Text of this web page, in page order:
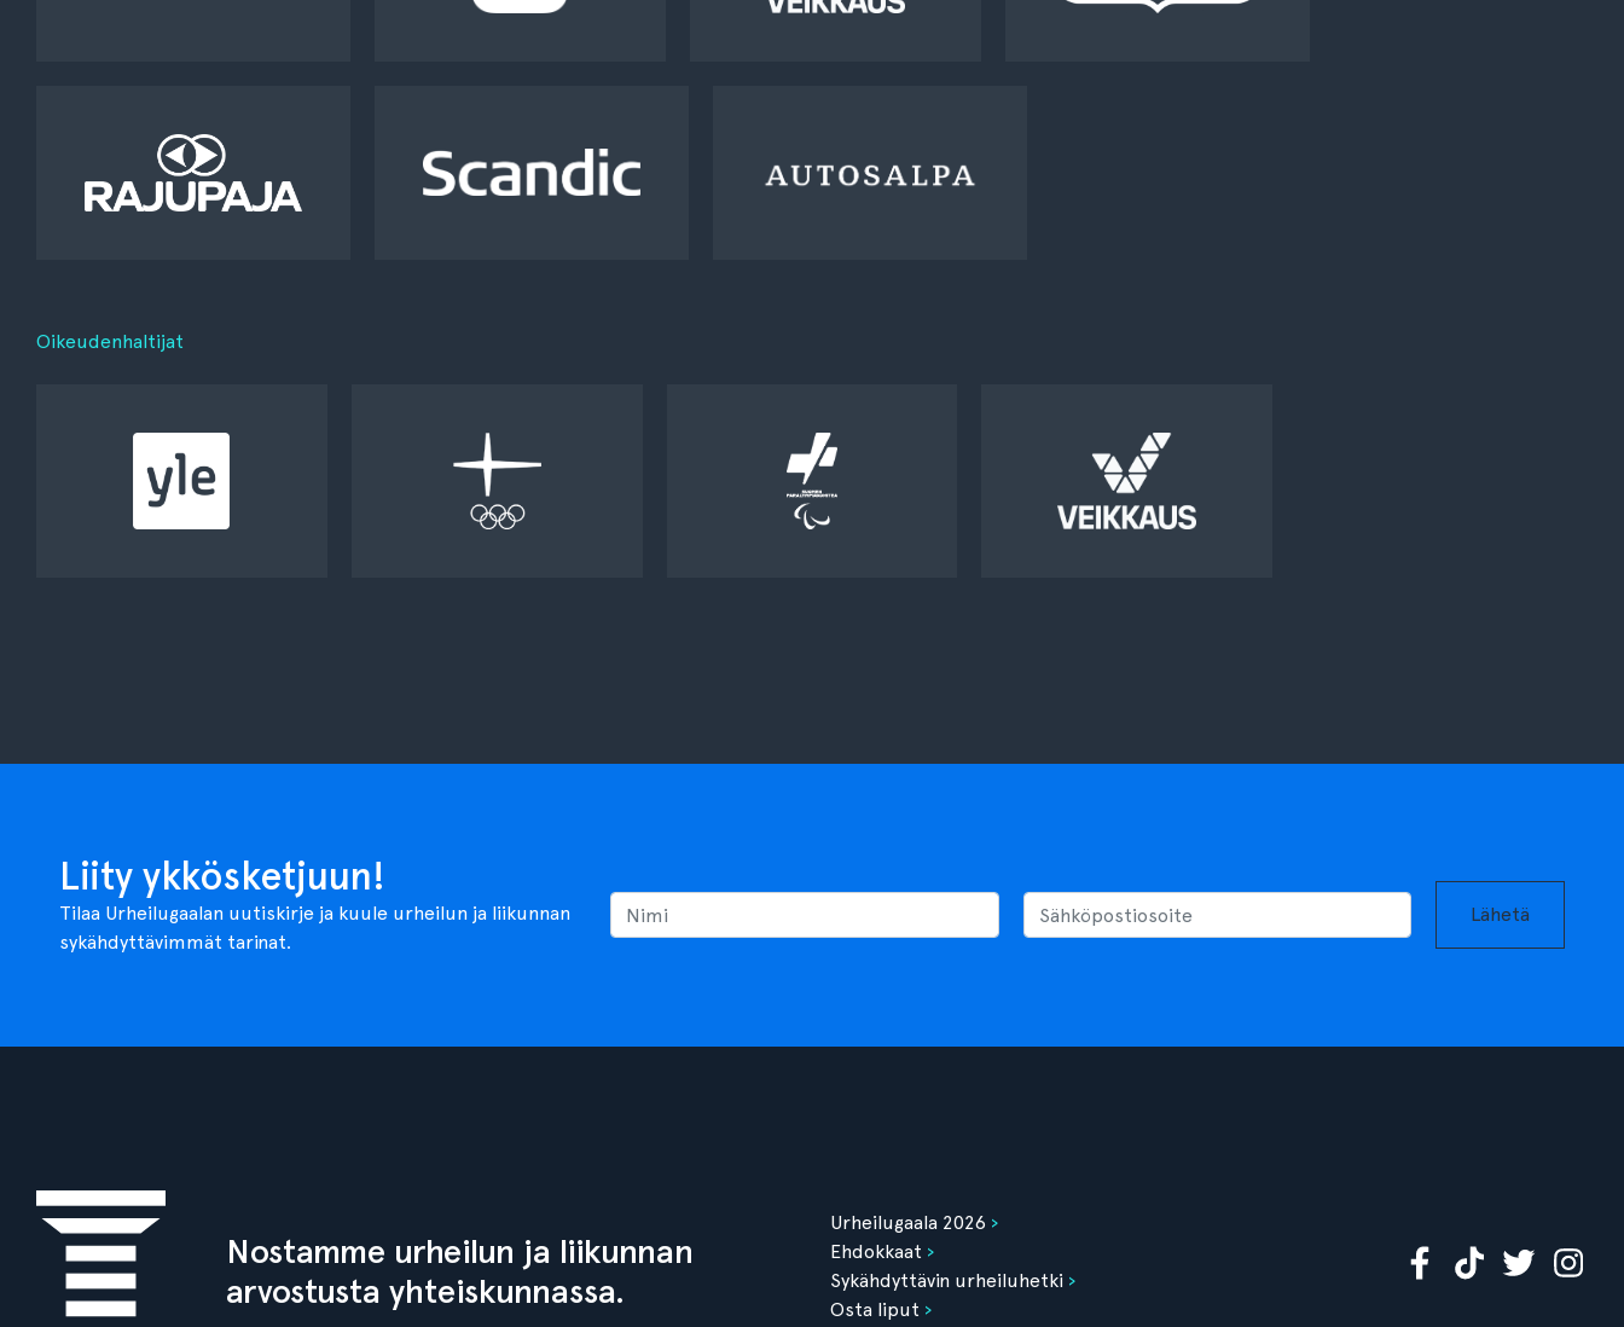
Oikeudenhaltijat
Liity ykkösketjuun!
Tilaa Urheilugaalan uutiskirje ja kuule urheilun ja liikunnan
sykähdyttävimmät tarinat.
Lähetä
Nostamme urheilun ja liikunnan
arvostusta yhteiskunnassa.
Urheilugaala 2026
Ehdokkaat
Sykähdyttävin urheiluhetki
Osta liput